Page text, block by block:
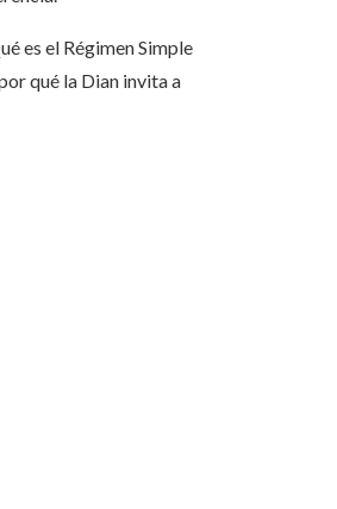
es el Régimen Simple
qué la Dian invita a